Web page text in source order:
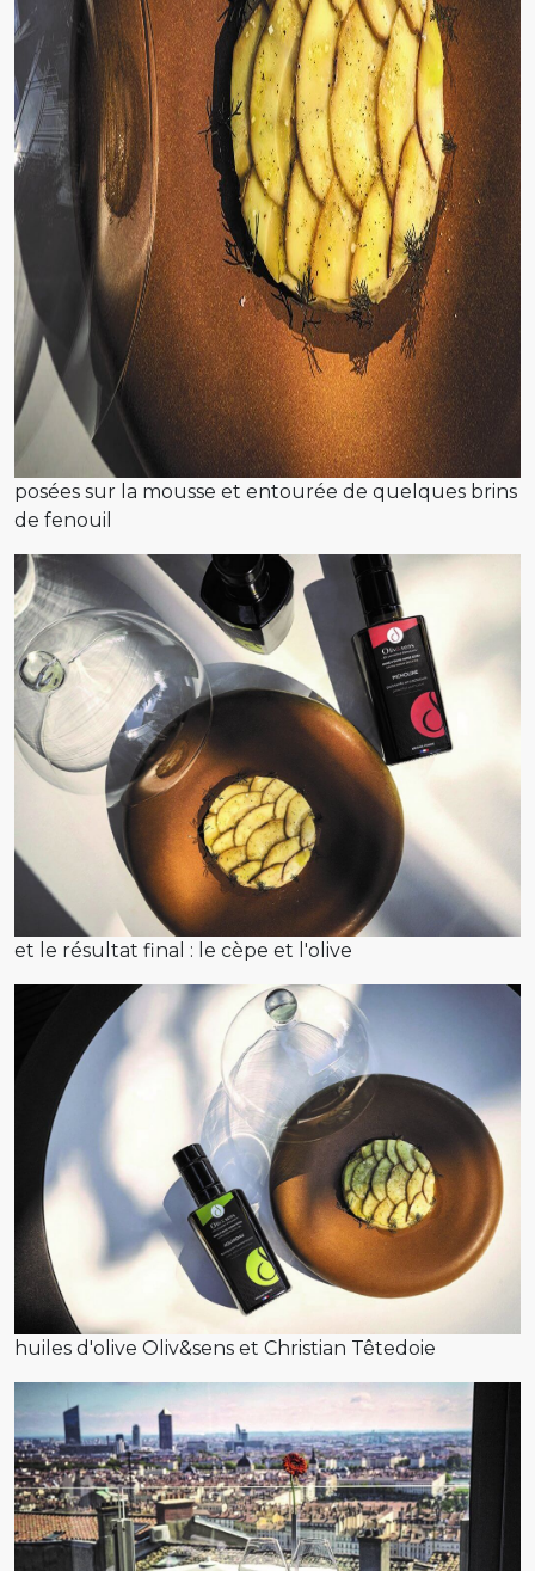
posées sur la mousse et entourée de quelques brins
de fenouil
et le résultat final : le cèpe et l'olive
huiles d'olive Oliv&sens et Christian Têtedoie